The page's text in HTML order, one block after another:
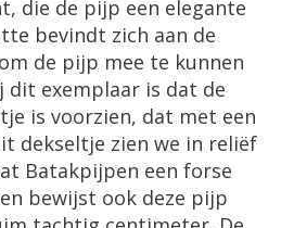
die de pijp een elegante
bevindt zich aan de
de pijp mee te kunnen
dit exemplaar is dat de
is voorzien, dat met een
dekseltje zien we in reliëf
Batakpijpen een forse
bewijst ook deze pijp